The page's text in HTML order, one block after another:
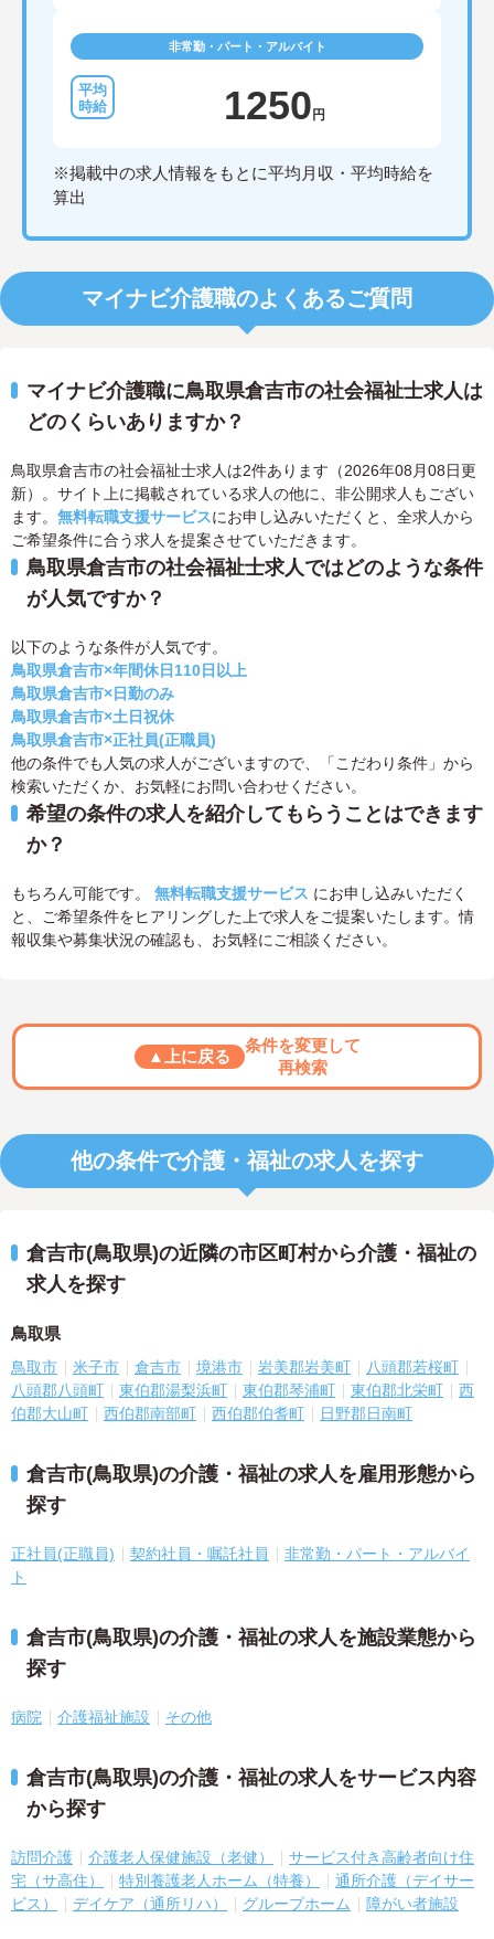
非常勤・パート・アルバイト
1250 円
※掲載中の求人情報をもとに平均月収・平均時給を
算出
マイナビ介護職のよくあるご質問
マイナビ介護職に鳥取県倉吉市の社会福祉士求人は
どのくらいありますか？
鳥取県倉吉市の社会福祉士求人は2件あります（2026年08月08日更
新）。サイト上に掲載されている求人の他に、非公開求人もござい
ます。 無料転職支援サービスにお申し込みいただくと、全求人から
ご希望条件に合う求人を提案させていただきます。
鳥取県倉吉市の社会福祉士求人ではどのような条件
が人気ですか？
以下のような条件が人気です。
鳥取県倉吉市×年間休日110日以上
鳥取県倉吉市×日勤のみ
鳥取県倉吉市×土日祝休
鳥取県倉吉市×正社員(正職員)
他の条件でも人気の求人がございますので、「こだわり条件」から
検索いただくか、お気軽にお問い合わせください。
希望の条件の求人を紹介してもらうことはできます
か？
もちろん可能です。 無料転職支援サービス にお申し込みいただく
と、ご希望条件をヒアリングした上で求人をご提案いたします。情
報収集や募集状況の確認も、お気軽にご相談ください。
▲上に戻る
条件を変更して
再検索
他の条件で介護・福祉の求人を探す
倉吉市(鳥取県)の近隣の市区町村から介護・福祉の
求人を探す
鳥取県
鳥取市 米子市 倉吉市 境港市 岩美郡岩美町
八頭郡若桜町
八頭郡八頭町
東伯郡湯梨浜町 東伯郡琴浦町 東伯郡北栄町
西
伯郡大山町
西伯郡南部町 西伯郡伯耆町 日野郡日南町
倉吉市(鳥取県)の介護・福祉の求人を雇用形態から
探す
正社員(正職員) 契約社員・嘱託社員
非常勤・パート・アルバイ
ト
倉吉市(鳥取県)の介護・福祉の求人を施設業態から
探す
病院 介護福祉施設 その他
倉吉市(鳥取県)の介護・福祉の求人をサービス内容
から探す
訪問介護 介護老人保健施設（老健）
サービス付き高齢者向け住
宅（サ高住）
特別養護老人ホーム（特養）
通所介護（デイサー
ビス）
デイケア（通所リハ） グループホーム 障がい者施設